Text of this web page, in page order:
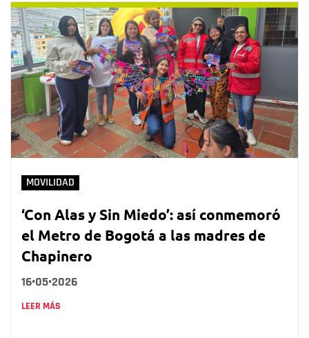
MOVILIDAD
‘Con Alas y Sin Miedo’: así conmemoró
el Metro de Bogotá a las madres de
Chapinero
16•05•2026
LEER MÁS